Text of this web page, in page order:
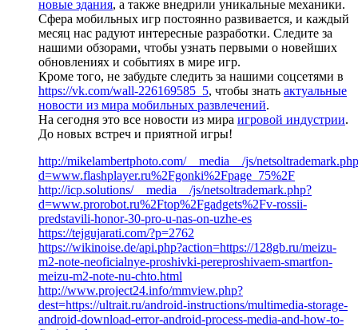
новые здания, а также внедрили уникальные механики.
Сфера мобильных игр постоянно развивается, и каждый
месяц нас радуют интересные разработки. Следите за
нашими обзорами, чтобы узнать первыми о новейших
обновлениях и событиях в мире игр.
Кроме того, не забудьте следить за нашими соцсетями в
https://vk.com/wall-226169585_5, чтобы знать актуальные
новости из мира мобильных развлечений.
На сегодня это все новости из мира игровой индустрии.
До новых встреч и приятной игры!
http://mikelambertphoto.com/__media__/js/
d=www.flashplayer.ru%2Fgonki%2Fpage_75%2F
http://icp.solutions/__media__/js/netsoltrademark.php?
d=www.prorobot.ru%2Ftop%2Fgadgets%2Fv-rossii-
predstavili-honor-30-pro-u-nas-on-uzhe-es
https://tejgujarati.com/?p=2762
https://wikinoise.de/api.php?action=https://128gb.ru/meizu-
m2-note-neoficialnye-proshivki-pereproshivaem-smartfon-
meizu-m2-note-nu-chto.html
http://www.project24.info/mmview.php?
dest=https://ultrait.ru/android-instructions/multimedia-storage-
android-download-error-android-process-media-and-how-to-